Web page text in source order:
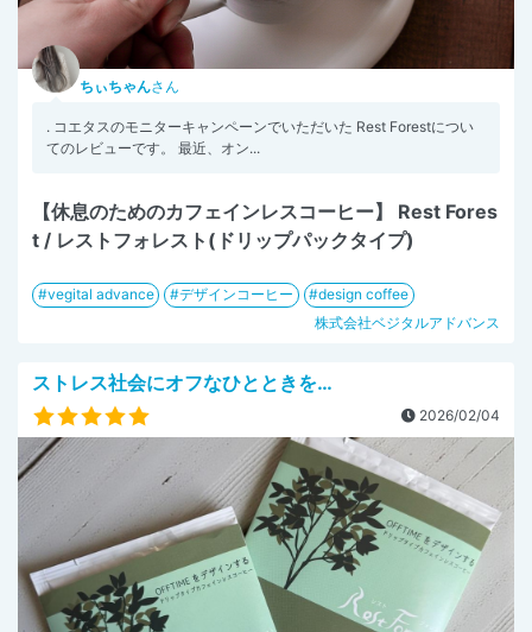
ちぃちゃんさん
. コエタスのモニターキャンペーンでいただいた Rest Forestについ
てのレビューです。 最近、オン...
【休息のためのカフェインレスコーヒー】 Rest Fores
t / レストフォレスト(ドリップパックタイプ)
vegital advance デザインコーヒー
design coffee
株式会社ベジタルアドバンス
ストレス社会にオフなひとときを…
2026/02/04